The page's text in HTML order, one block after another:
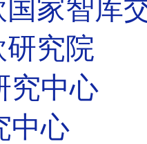
家智库
研究院
究中心
中心